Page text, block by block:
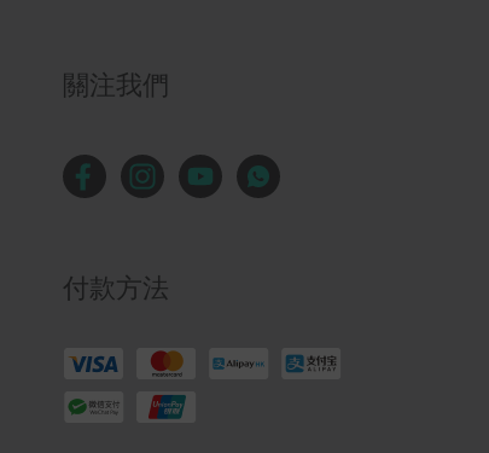
關注我們
付款方法